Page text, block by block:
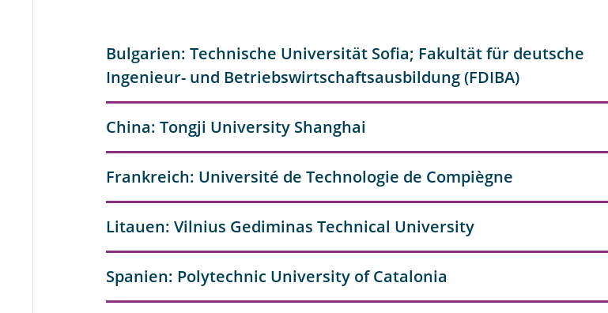
Bulgarien: Technische Universität Sofia; Fakultät für deutsche
Ingenieur- und Betriebswirtschaftsausbildung (FDIBA)
China: Tongji University Shanghai
Frankreich: Université de Technologie de Compiègne
Litauen: Vilnius Gediminas Technical University
Spanien: Polytechnic University of Catalonia